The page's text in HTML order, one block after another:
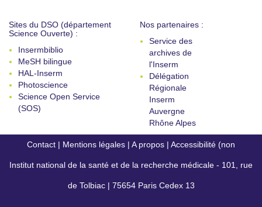
Sites du DSO (département
Science Ouverte) :
Insermbiblio
MeSH bilingue
HAL-Inserm
Photoscience
Science Open Service
(SOS)
Nos partenaires :
Service des
archives de
l'Inserm
Délégation
Régionale
Inserm
Auvergne
Rhône Alpes
Contact | Mentions légales | A propos | Accessibilité (non
conforme)
Institut national de la santé et de la recherche médicale - 101, rue
de Tolbiac | 75654 Paris Cedex 13